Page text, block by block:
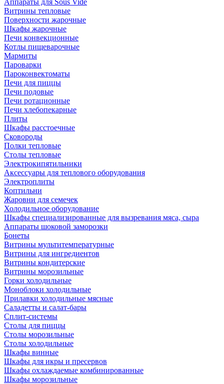
Аппараты для Sous Vide
Витрины тепловые
Поверхности жарочные
Шкафы жарочные
Печи конвекционные
Котлы пищеварочные
Мармиты
Пароварки
Пароконвектоматы
Печи для пиццы
Печи подовые
Печи ротационные
Печи хлебопекарные
Плиты
Шкафы расстоечные
Сковороды
Полки тепловые
Столы тепловые
Электрокипятильники
Аксессуары для теплового оборудования
Электроплиты
Коптильни
Жаровни для семечек
Холодильное оборудование
Шкафы специализированные для вызревания мяса, сыра
Аппараты шоковой заморозки
Бонеты
Витрины мультитемпературные
Витрины для ингредиентов
Витрины кондитерские
Витрины морозильные
Горки холодильные
Моноблоки холодильные
Прилавки холодильные мясные
Саладетты и салат-бары
Сплит-системы
Столы для пиццы
Столы морозильные
Столы холодильные
Шкафы винные
Шкафы для икры и пресервов
Шкафы охлаждаемые комбинированные
Шкафы морозильные